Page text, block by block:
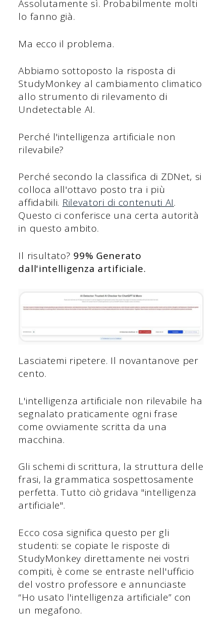
Assolutamente sì. Probabilmente molti
lo fanno già.
Ma ecco il problema.
Abbiamo sottoposto la risposta di
StudyMonkey al cambiamento climatico
allo strumento di rilevamento di
Undetectable AI.
Perché l'intelligenza artificiale non
rilevabile?
Perché secondo la classifica di ZDNet, si
colloca all'ottavo posto tra i più
affidabili. Rilevatori di contenuti AI.
Questo ci conferisce una certa autorità
in questo ambito.
Il risultato? 99% Generato
dall'intelligenza artificiale.
Lasciatemi ripetere. Il novantanove per
cento.
L'intelligenza artificiale non rilevabile ha
segnalato praticamente ogni frase
come ovviamente scritta da una
macchina.
Gli schemi di scrittura, la struttura delle
frasi, la grammatica sospettosamente
perfetta. Tutto ciò gridava "intelligenza
artificiale".
Ecco cosa significa questo per gli
studenti: se copiate le risposte di
StudyMonkey direttamente nei vostri
compiti, è come se entraste nell'ufficio
del vostro professore e annunciaste
“Ho usato l'intelligenza artificiale” con
un megafono.